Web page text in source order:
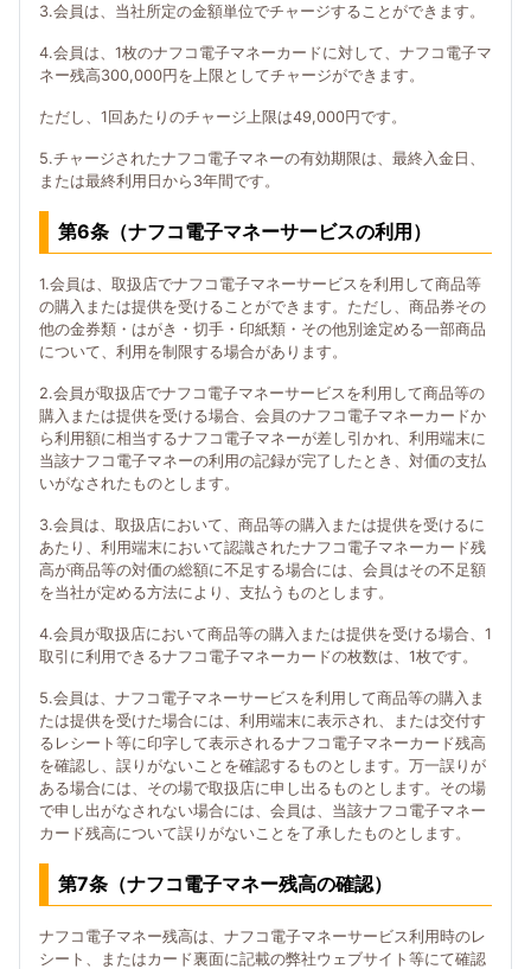
3.会員は、当社所定の金額単位でチャージすることができます。
4.会員は、1枚のナフコ電子マネーカードに対して、ナフコ電子マ
ネー残高300,000円を上限としてチャージができます。
ただし、1回あたりのチャージ上限は49,000円です。
5.チャージされたナフコ電子マネーの有効期限は、最終入金日、
または最終利用日から3年間です。
第6条（ナフコ電子マネーサービスの利用）
1.会員は、取扱店でナフコ電子マネーサービスを利用して商品等
の購入または提供を受けることができます。ただし、商品券その
他の金券類・はがき・切手・印紙類・その他別途定める一部商品
について、利用を制限する場合があります。
2.会員が取扱店でナフコ電子マネーサービスを利用して商品等の
購入または提供を受ける場合、会員のナフコ電子マネーカードか
ら利用額に相当するナフコ電子マネーが差し引かれ、利用端末に
当該ナフコ電子マネーの利用の記録が完了したとき、対価の支払
いがなされたものとします。
3.会員は、取扱店において、商品等の購入または提供を受けるに
あたり、利用端末において認識されたナフコ電子マネーカード残
高が商品等の対価の総額に不足する場合には、会員はその不足額
を当社が定める方法により、支払うものとします。
4.会員が取扱店において商品等の購入または提供を受ける場合、1
取引に利用できるナフコ電子マネーカードの枚数は、1枚です。
5.会員は、ナフコ電子マネーサービスを利用して商品等の購入ま
たは提供を受けた場合には、利用端末に表示され、または交付す
るレシート等に印字して表示されるナフコ電子マネーカード残高
を確認し、誤りがないことを確認するものとします。万一誤りが
ある場合には、その場で取扱店に申し出るものとします。その場
で申し出がなされない場合には、会員は、当該ナフコ電子マネー
カード残高について誤りがないことを了承したものとします。
第7条（ナフコ電子マネー残高の確認）
ナフコ電子マネー残高は、ナフコ電子マネーサービス利用時のレ
シート、またはカード裏面に記載の弊社ウェブサイト等にて確認